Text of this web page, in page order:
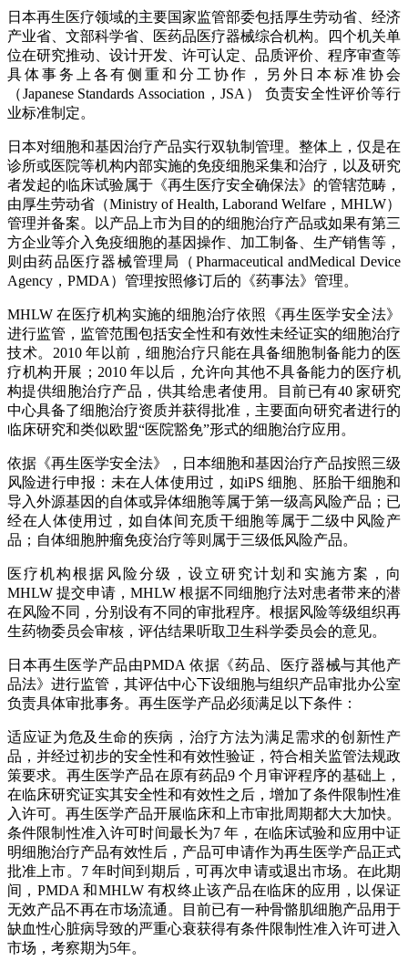
日本再生医疗领域的主要国家监管部委包括厚生劳动省、经济
产业省、文部科学省、医药品医疗器械综合机构。四个机关单
位在研究推动、设计开发、许可认定、品质评价、程序审查等
具体事务上各有侧重和分工协作，另外日本标准协会
（Japanese Standards Association，JSA） 负责安全性评价等行
业标准制定。
日本对细胞和基因治疗产品实行双轨制管理。整体上，仅是在
诊所或医院等机构内部实施的免疫细胞采集和治疗，以及研究
者发起的临床试验属于《再生医疗安全确保法》的管辖范畴，
由厚生劳动省（Ministry of Health, Laborand Welfare，MHLW）
管理并备案。以产品上市为目的的细胞治疗产品或如果有第三
方企业等介入免疫细胞的基因操作、加工制备、生产销售等，
则由药品医疗器械管理局（Pharmaceutical andMedical Device
Agency，PMDA）管理按照修订后的《药事法》管理。
MHLW 在医疗机构实施的细胞治疗依照《再生医学安全法》
进行监管，监管范围包括安全性和有效性未经证实的细胞治疗
技术。2010 年以前，细胞治疗只能在具备细胞制备能力的医
疗机构开展；2010 年以后，允许向其他不具备能力的医疗机
构提供细胞治疗产品，供其给患者使用。目前已有40 家研究
中心具备了细胞治疗资质并获得批准，主要面向研究者进行的
临床研究和类似欧盟“医院豁免”形式的细胞治疗应用。
依据《再生医学安全法》，日本细胞和基因治疗产品按照三级
风险进行申报：未在人体使用过，如iPS 细胞、胚胎干细胞和
导入外源基因的自体或异体细胞等属于第一级高风险产品；已
经在人体使用过，如自体间充质干细胞等属于二级中风险产
品；自体细胞肿瘤免疫治疗等则属于三级低风险产品。
医疗机构根据风险分级，设立研究计划和实施方案，向
MHLW 提交申请，MHLW 根据不同细胞疗法对患者带来的潜
在风险不同，分别设有不同的审批程序。根据风险等级组织再
生药物委员会审核，评估结果听取卫生科学委员会的意见。
日本再生医学产品由PMDA 依据《药品、医疗器械与其他产
品法》进行监管，其评估中心下设细胞与组织产品审批办公室
负责具体审批事务。再生医学产品必须满足以下条件：
适应证为危及生命的疾病，治疗方法为满足需求的创新性产
品，并经过初步的安全性和有效性验证，符合相关监管法规政
策要求。再生医学产品在原有药品9 个月审评程序的基础上，
在临床研究证实其安全性和有效性之后，增加了条件限制性准
入许可。再生医学产品开展临床和上市审批周期都大大加快。
条件限制性准入许可时间最长为7 年，在临床试验和应用中证
明细胞治疗产品有效性后，产品可申请作为再生医学产品正式
批准上市。7 年时间到期后，可再次申请或退出市场。在此期
间，PMDA 和MHLW 有权终止该产品在临床的应用，以保证
无效产品不再在市场流通。目前已有一种骨骼肌细胞产品用于
缺血性心脏病导致的严重心衰获得有条件限制性准入许可进入
市场，考察期为5年。